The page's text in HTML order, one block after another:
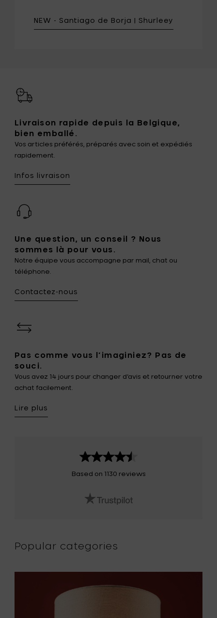
NEW - Santiago de Borja | Shurleey
Livraison rapide depuis la Belgique,
bien emballé.
Vos articles préférés, préparés avec soin et expédiés
rapidement.
Infos livraison
Une question, un conseil ? Nous
sommes là pour vous.
Notre équipe vous accompagne par mail, chat ou
téléphone.
Contactez-nous
Pas comme vous l’imaginiez? Pas de
souci.
Vous avez 14 jours pour changer d’avis et retourner votre
achat facilement.
Lire plus
Based on 1130 reviews
Popular categories